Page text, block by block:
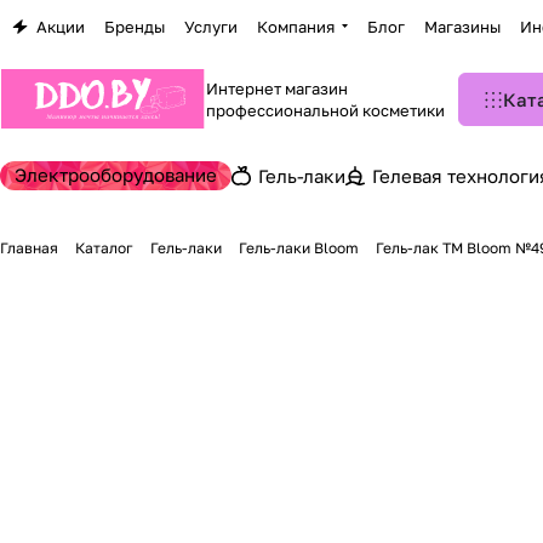
Акции Бренды Услуги Компания Блог Магазины
Интернет магазин
профессиональной косметики
Электрооборудование Гель-лаки Гелевая
Главная Каталог Гель-лаки Гель-лаки Bloom Гель-лак TM Bloom